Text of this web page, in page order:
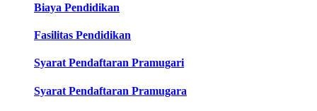
Biaya Pendidikan
Fasilitas Pendidikan
Syarat Pendaftaran Pramugari
Syarat Pendaftaran Pramugara